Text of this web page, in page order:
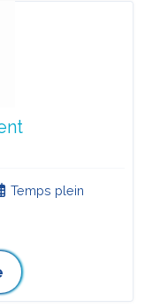
Temps plein